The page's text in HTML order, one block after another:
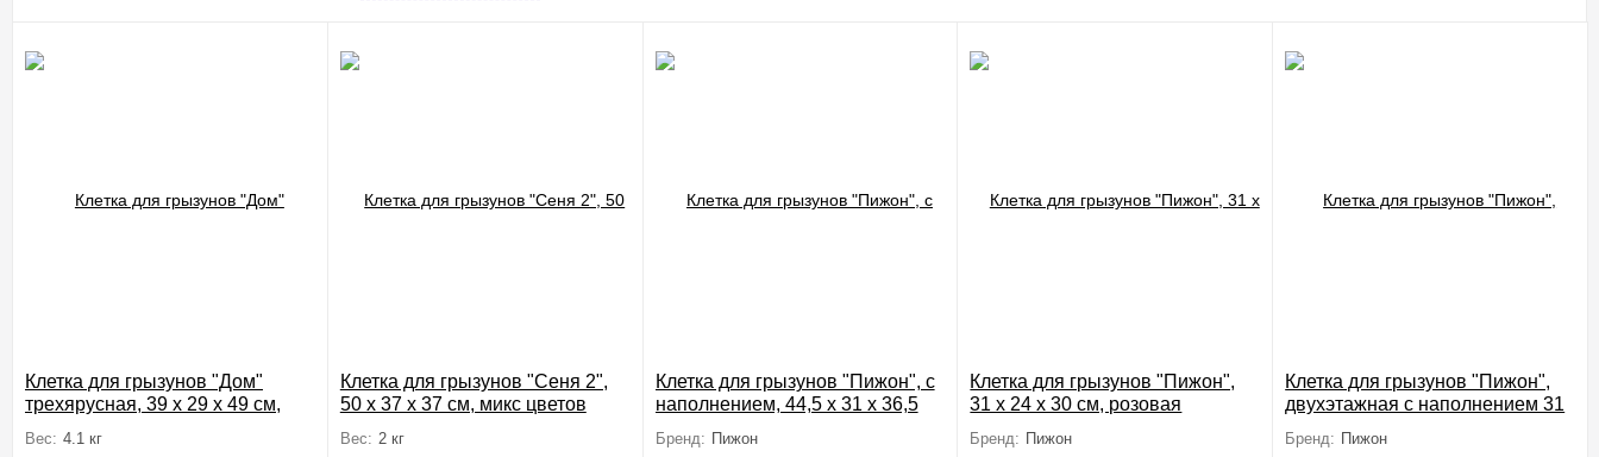
Клетка для грызунов "Дом"
трехярусная, 39 x 29 х 49 см,
Вес: 4.1 кг
Клетка для грызунов "Сеня 2",
50 x 37 x 37 см, микс цветов
Вес: 2 кг
Клетка для грызунов "Пижон", с
наполнением, 44,5 х 31 х 36,5
Бренд: Пижон
Клетка для грызунов "Пижон",
31 х 24 х 30 см, розовая
Бренд: Пижон
Клетка для грызунов "Пижон",
двухэтажная с наполнением 31
Бренд: Пижон